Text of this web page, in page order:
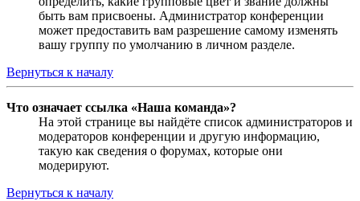
быть вам присвоены. Администратор конференции
может предоставить вам разрешение самому изменять
вашу группу по умолчанию в личном разделе.
Вернуться к началу
Что означает ссылка «Наша команда»?
На этой странице вы найдёте список администраторов и
модераторов конференции и другую информацию,
такую как сведения о форумах, которые они
модерируют.
Вернуться к началу